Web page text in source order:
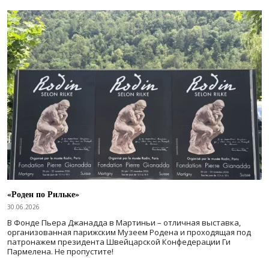
«Роден по Рильке»
30.06.2026
В Фонде Пьера Джанадда в Мартиньи – отличная выставка,
организованная парижским Музеем Родена и проходящая под
патронажем президента Швейцарской Конфедерации Ги
Пармелена. Не пропустите!